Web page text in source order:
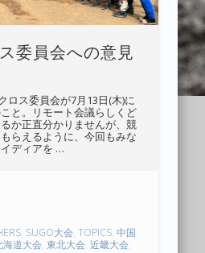
委員会への意見
ロス委員会が7月13日(木)に
と。リモート会議らしくど
か正直分かりませんが、競
らえるように、今回もみな
ディアを …
, SUGO大会,TOPICS,中国
海道大会,東北大会,近畿大会,